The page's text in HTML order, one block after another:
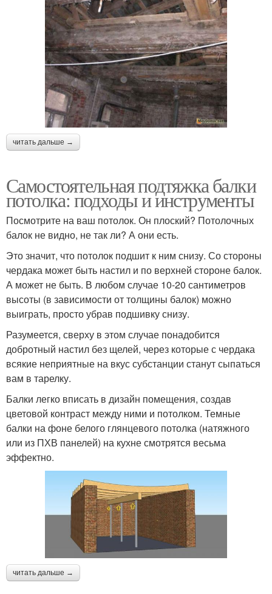
читать дальше →
Самостоятельная подтяжка балки
потолка: подходы и инструменты
Посмотрите на ваш потолок. Он плоский? Потолочных
балок не видно, не так ли? А они есть.
Это значит, что потолок подшит к ним снизу. Со стороны
чердака может быть настил и по верхней стороне балок.
А может не быть. В любом случае 10-20 сантиметров
высоты (в зависимости от толщины балок) можно
выиграть, просто убрав подшивку снизу.
Разумеется, сверху в этом случае понадобится
добротный настил без щелей, через которые с чердака
всякие неприятные на вкус субстанции станут сыпаться
вам в тарелку.
Балки легко вписать в дизайн помещения, создав
цветовой контраст между ними и потолком. Темные
балки на фоне белого глянцевого потолка (натяжного
или из ПХВ панелей) на кухне смотрятся весьма
эффектно.
читать дальше →